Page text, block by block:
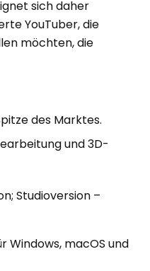
sich daher
YouTuber, die
möchten, die
des Marktes.
und 3D-
Studioversion –
Windows, macOS und